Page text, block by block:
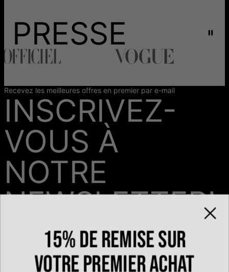
PRESSE
Recevez les meilleures offres en premier par e-mail
INSCRIVEZ-
VOUS À
NOTRE
NEWSLETTER!
15% de remise sur
votre premier achat